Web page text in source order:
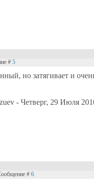
# 5
но затягивает и
- Четверг, 29 Июля
# 6